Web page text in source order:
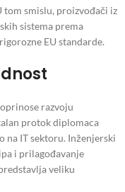
tom smislu, proizvođači iz
sistema prema
EU standarde.
razvoju
protok diplomaca
na IT sektoru. Inženjerski
i prilagođavanje
veliku